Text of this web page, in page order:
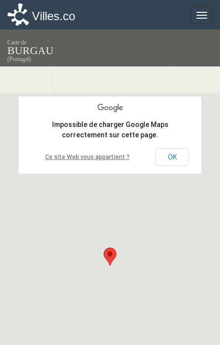
Toggle
Villes.co
Carte de
BURGAU
(Portugal)
Impossible de charger Google Maps
correctement sur cette page.
Ce site Web vous appartient ? OK
Impossible de charger Google Maps
correctement sur cette page.
Ce site Web vous appartient ? OK
Toggle
Villes.co